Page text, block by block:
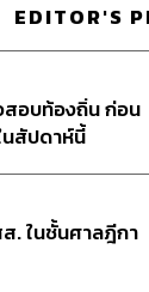
ล พรรคไทยสร้า
พรรคพลังสัง
รวมพลัง
พรรคร่
มไทย
ทิม-พิธา ลิ้
ชาติ
EDITOR'S
สอบท้องถิ่น ก่อน
สัปดาห์นี้
. ในชั้นศาลฎีกา